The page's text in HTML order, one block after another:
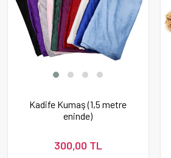
Kadife Kumaş (1,5 metre
eninde)
300,00 TL